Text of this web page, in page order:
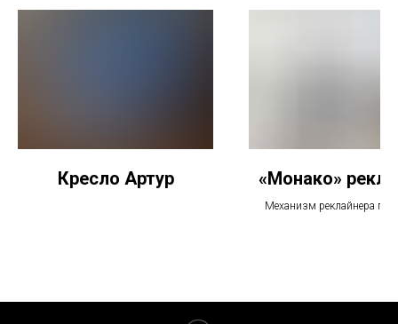
Кресло Артур «Монако»
Механизм реклайнера
Модульная структура